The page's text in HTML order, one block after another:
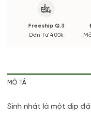
Thiết kế bởi
(*) Shop hoa tươi với
đảm bảo phong cách
Freeship Q.3
Đơn Từ 400k
MÔ TẢ
Sinh nhật là một dịp